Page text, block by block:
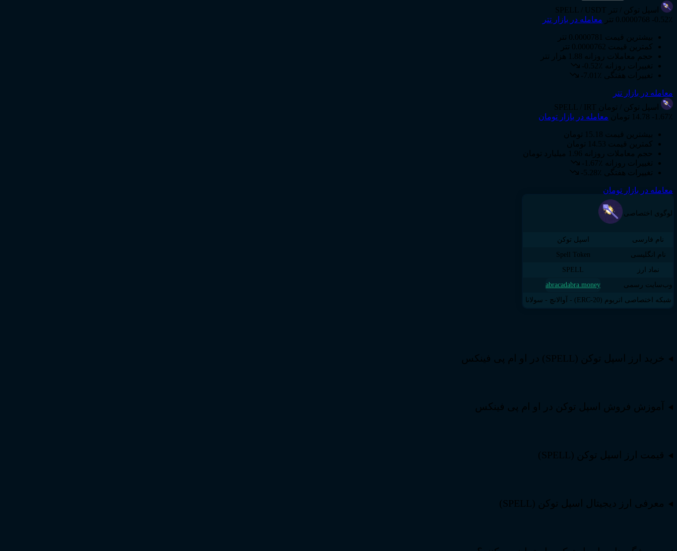
اسپل توکن / تتر
SPELL / USDT
-0.52٪ 0.0000768 تتر معامله در بازار تتر
بیشترین قیمت 0.0000781 تتر
کمترین قیمت 0.0000762 تتر
حجم معاملات روزانه 1.88 هزار تتر
تغییرات روزانه -0.52٪
تغییرات هفتگی -7.01٪
معامله در بازار تتر
اسپل توکن
/ تومان SPELL / IRT
-1.67٪ 14.78 تومان معامله در بازار تومان
بیشترین قیمت 15.18 تومان
کمترین قیمت 14.53 تومان
حجم معاملات روزانه 1.96 میلیارد تومان
تغییرات روزانه -1.67٪
تغییرات هفتگی -5.28٪
معامله در بازار تومان
لوگوی اختصاصی
نام فارسی
اسپل توکن
نام انگلیسی
Spell Token
نماد ارز
SPELL
وب‌سایت رسمی
abracadabra.money
شبکه اختصاصی
اتریوم (ERC-20) - آوالانچ - سولانا
خرید ارز اسپل توکن (SPELL) در او ام پی فینکس
آموزش فروش اسپل توکن در او ام پی فینکس
قیمت ارز اسپل توکن (SPELL)
معرفی ارز دیجیتال اسپل توکن (SPELL)